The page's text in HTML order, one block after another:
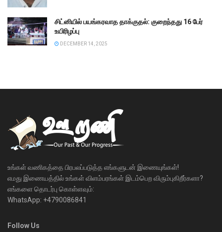
சிட்னியில் பயங்கரவாத தாக்குதல்: குறைந்தது 16 பேர்
உயிரிழப்பு
DECEMBER 14, 2025
உங்கள் வணிகத்தை பிரபலப்படுத்த எங்களுடன் இணையுங்கள்!
எமது இணையத்தில் உங்கள் விளம்பரங்கள் இடம்பெற விரும்புகிறீர்களா?
எங்களை தொடர்பு கொள்ளவும்:
WhatsApp: +4790086841
Follow Us